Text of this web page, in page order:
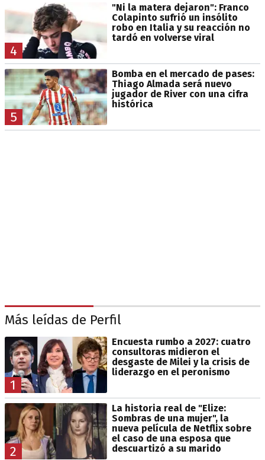
4
"Ni la matera dejaron": Franco
Colapinto sufrió un insólito
robo en Italia y su reacción no
tardó en volverse viral
5
Bomba en el mercado de pases:
Thiago Almada será nuevo
jugador de River con una cifra
histórica
Más leídas de Perfil
1
Encuesta rumbo a 2027: cuatro
consultoras midieron el
desgaste de Milei y la crisis de
liderazgo en el peronismo
2
La historia real de "Elize:
Sombras de una mujer", la
nueva película de Netflix sobre
el caso de una esposa que
descuartizó a su marido